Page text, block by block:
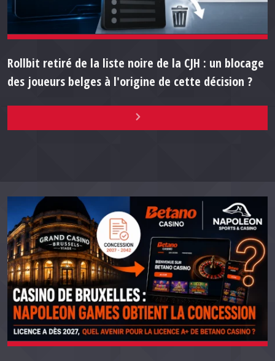
Rollbit retiré de la liste noire de la CJH : un blocage
des joueurs belges à l'origine de cette décision ?